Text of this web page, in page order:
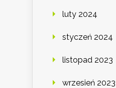
luty 2024
styczeń 2024
listopad 2023
wrzesień 2023